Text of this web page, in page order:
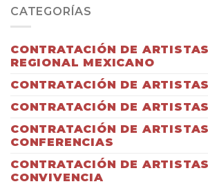
CATEGORÍAS
CONTRATACIÓN DE
REGIONAL MEXICANO
CONTRATACIÓN DE
CONTRATACIÓN DE
CONTRATACIÓN DE
CONFERENCIAS
CONTRATACIÓN DE
CONVIVENCIA